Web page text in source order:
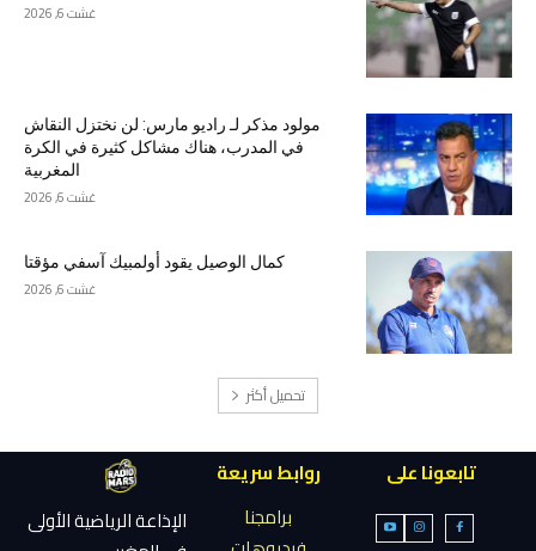
غشت 6, 2026
مولود مذكر لـ راديو مارس: لن نختزل النقاش
في المدرب، هناك مشاكل كثيرة في الكرة
المغربية
غشت 6, 2026
كمال الوصيل يقود أولمبيك آسفي مؤقتا
غشت 6, 2026
تحميل أكثر
تابعونا على
روابط سريعة
برامجنا
الإذاعة الرياضية الأولى